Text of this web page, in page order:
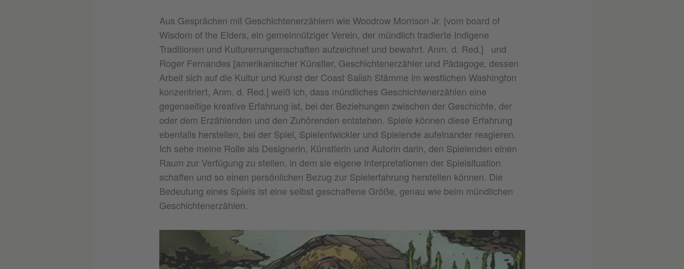
Aus Gesprächen mit Geschichtenerzählern wie Woodrow Morrison Jr. [vom board of
Wisdom of the Elders, ein gemeinnütziger Verein, der mündlich tradierte Indigene
Traditionen und Kulturerrungenschaften aufzeichnet und bewahrt. Anm. d. Red.] und
Roger Fernandes [amerikanischer Künstler, Geschichtenerzähler und Pädagoge, dessen
Arbeit sich auf die Kultur und Kunst der Coast Salish Stämme im westlichen Washington
konzentriert, Anm. d. Red.] weiß ich, dass mündliches Geschichtenerzählen eine
gegenseitige kreative Erfahrung ist, bei der Beziehungen zwischen der Geschichte, der
oder dem Erzählenden und den Zuhörenden entstehen. Spiele können diese Erfahrung
ebenfalls herstellen, bei der Spiel, Spielentwickler und Spielende aufeinander reagieren.
Ich sehe meine Rolle als Designerin, Künstlerin und Autorin darin, den Spielenden einen
Raum zur Verfügung zu stellen, in dem sie eigene Interpretationen der Spielsituation
schaffen und so einen persönlichen Bezug zur Spielerfahrung herstellen können. Die
Bedeutung eines Spiels ist eine selbst geschaffene Größe, genau wie beim mündlichen
Geschichtenerzählen.